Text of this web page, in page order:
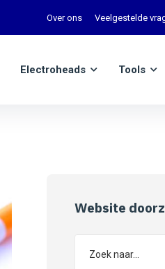
Over ons Veelgestelde
Electroheads Tools
Website